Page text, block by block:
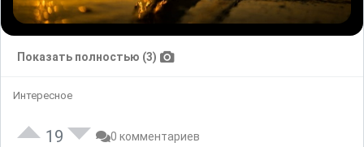
Показать полностью (3)
Интересное
19 0 комментариев